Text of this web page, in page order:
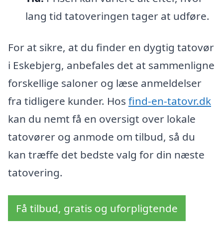
lang tid tatoveringen tager at udføre.
For at sikre, at du finder en dygtig tatovør
i Eskebjerg, anbefales det at sammenligne
forskellige saloner og læse anmeldelser
fra tidligere kunder. Hos find-en-tatovr.dk
kan du nemt få en oversigt over lokale
tatovører og anmode om tilbud, så du
kan træffe det bedste valg for din næste
tatovering.
Få tilbud, gratis og uforpligtende